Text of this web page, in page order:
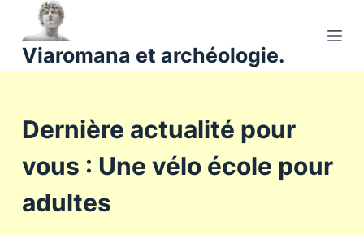
a
u
o
Viaromana et archéologie.
Dernière actualité pour
vous : Une vélo école pour
adultes